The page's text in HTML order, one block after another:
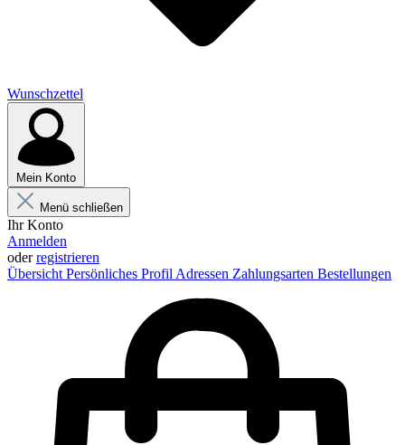
Wunschzettel
Mein Konto
Menü schließen
Ihr Konto
Anmelden
oderregistrieren
Übersicht Persönliches Profil Adressen Zahlungsarten Bestellungen